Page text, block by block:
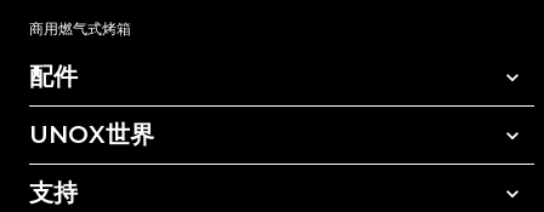
商用燃气式烤箱
配件
所有配件
UNOX世界
我们在全球的办事处
支持